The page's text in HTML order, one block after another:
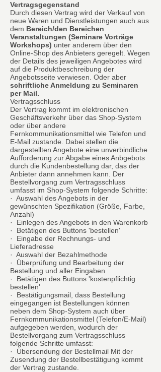
Vertragsgegenstand
Durch diesen Vertrag wird der Verkauf von
neue Waren und Dienstleistungen auch aus
dem Bereich/den Bereichen
Veranstaltungen (Seminare Vorträge
Workshops) unter anderem über den
Online-Shop des Anbieters geregelt. Wegen
der Details des jeweiligen Angebotes wird
auf die Produktbeschreibung der
Angebotsseite verwiesen. Oder aber
schriftliche Anmeldung zu Seminaren
per Mail.
Vertragsschluss
Der Vertrag kommt im elektronischen
Geschäftsverkehr über das Shop-System
oder über andere
Fernkommunikationsmittel wie Telefon und
E-Mail zustande. Dabei stellen die
dargestellten Angebote eine unverbindliche
Aufforderung zur Abgabe eines Anbgebots
durch die Kundenbestellung dar, das der
Anbieter dann annehmen kann. Der
Bestellvorgang zum Vertragsschluss
umfasst im Shop-System folgende Schritte:
· Auswahl des Angebots in der
gewünschten Spezifikation (Größe, Farbe,
Anzahl)
· Einlegen des Angebots in den Warenkorb
· Betätigen des Buttons 'bestellen'
· Eingabe der Rechnungs- und
Lieferadresse
· Auswahl der Bezahlmethode
· Überprüfung und Bearbeitung der
Bestellung und aller Eingaben
· Betätigen des Buttons 'kostenpflichtig
bestellen'
· Bestätigungsmail, dass Bestellung
eingegangen ist Bestellungen können
neben dem Shop-System auch über
Fernkommunikationsmittel (Telefon/E-Mail)
aufgegeben werden, wodurch der
Bestellvorgang zum Vertragsschluss
folgende Schritte umfasst:
· Übersendung der Bestellmail Mit der
Zusendung der Bestellbestätigung kommt
der Vertrag zustande.